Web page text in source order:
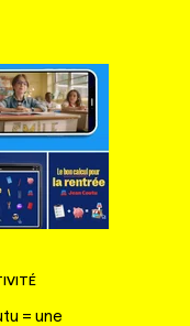
= une